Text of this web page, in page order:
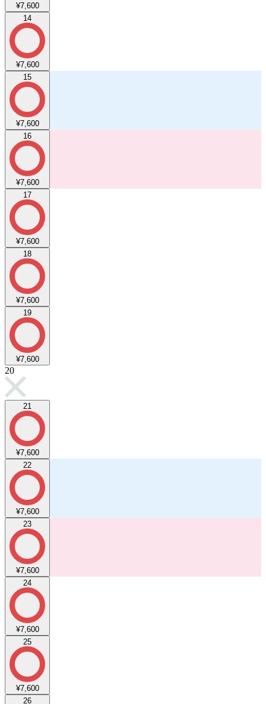
¥7,600
14
¥7,600
15
¥7,600
16
¥7,600
17
¥7,600
18
¥7,600
19
¥7,600
20
21
¥7,600
22
¥7,600
23
¥7,600
24
¥7,600
25
¥7,600
26